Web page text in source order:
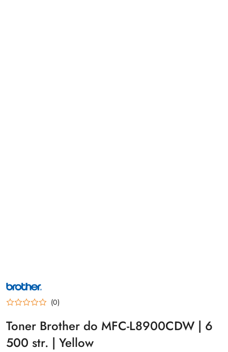
NAZWA
PRODUCENTA:
BROTHER (0)
Toner Brother do MFC-L8900CDW | 6
500 str. | Yellow